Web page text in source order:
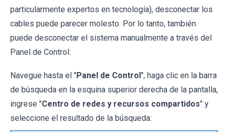
particularmente expertos en tecnología), desconectar los
cables puede parecer molesto. Por lo tanto, también
puede desconectar el sistema manualmente a través del
Panel de Control:
Navegue hasta el "Panel de Control", haga clic en la barra
de búsqueda en la esquina superior derecha de la pantalla,
ingrese "Centro de redes y recursos compartidos" y
seleccione el resultado de la búsqueda: